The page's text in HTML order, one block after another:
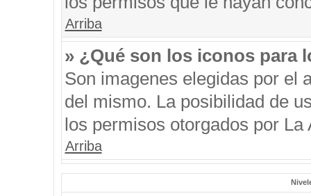
Arriba
» ¿Qué son los iconos para
Son imagenes elegidas por el
del mismo. La posibilidad de
los permisos otorgados por La
Arriba